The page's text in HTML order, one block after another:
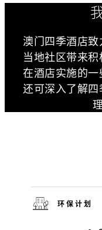
澳门四季酒店
当地社区带来
在酒店实施的一
还可深入了解
环保计划